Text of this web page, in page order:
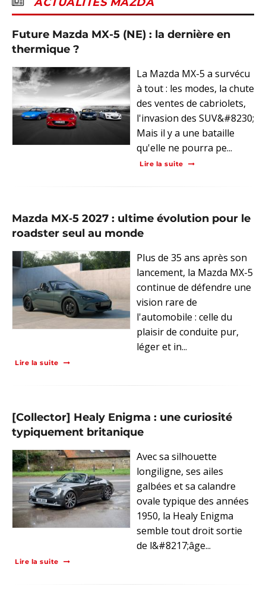
Future Mazda MX-5 (NE) : la dernière en
thermique ?
La Mazda MX-5 a survécu
à tout : les modes, la chute
des ventes de cabriolets,
l'invasion des SUV&#8230;
Mais il y a une bataille
qu'elle ne pourra pe...
Lire la suite
Mazda MX‑5 2027 : ultime évolution pour le
roadster seul au monde
Plus de 35 ans après son
lancement, la Mazda MX-5
continue de défendre une
vision rare de
l'automobile : celle du
plaisir de conduite pur,
léger et in...
Lire la suite
[Collector] Healy Enigma : une curiosité
typiquement britanique
Avec sa silhouette
longiligne, ses ailes
galbées et sa calandre
ovale typique des années
1950, la Healy Enigma
semble tout droit sortie
de l&#8217;âge...
Lire la suite